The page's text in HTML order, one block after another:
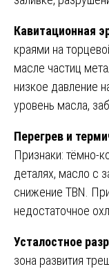
Кавитационная
краями на
масле частиц
низкое давление
уровень масла,
Перегрев и
Признаки: тёмно-
деталях, масло с
снижение TBN.
недостаточное
Усталостное
зона развития